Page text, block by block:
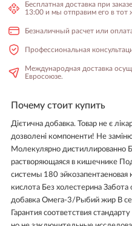
Бесплатная доставка при
13:00 и мы отправим его в тот
Безналичный расчет или
Профессиональная
Международная доставка
Евросоюзе.
Почему стоит купить
Дієтична добавка. Товар не є
дозволені компоненти! Не
Молекулярно дистиллированно
растворяющаяся в кишечнике
системы 180 эйкозапентаеновая
кислота Без холестерина
добавка Омега-3/Рыбий жир В
Гарантия соответствия